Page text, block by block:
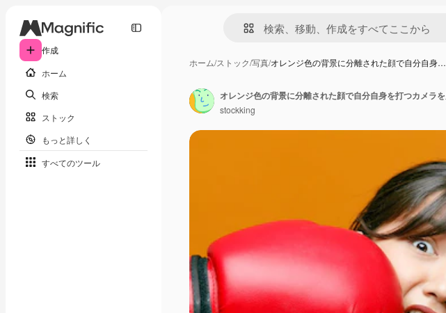
作成
ホーム
検索
ストック
もっと詳しく
すべてのツール
ホーム/ストック/写真/オレンジ色の背景に分離された顔で自分自身…
stockking